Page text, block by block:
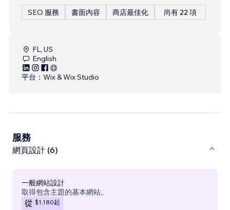
SEO 服務 書面內容 商店最佳化 尚有 22 項
FL, US
English
平台： Wix & Wix Studio
服務
網頁設計 (6)
一般網站設計
取得包含主題的基本網站。
從 $1,180起